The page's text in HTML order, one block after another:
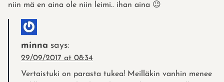
niin mä en aina ole niin leimi.. ihan aina 😉
minna says:
29/09/2017 at 08:34
Vertaistuki on parasta tukea! Meilläkin vanhin menee